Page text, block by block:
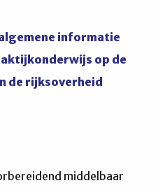
informatie
op de
de rijksoverheid
middelbaar